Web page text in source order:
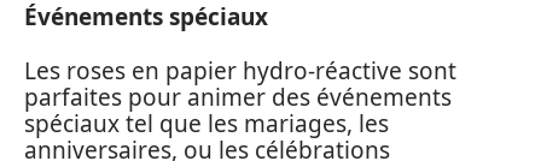
Événements spéciaux
Les roses en papier hydro-réactive sont
parfaites pour animer des événements
spéciaux tel que les mariages, les
anniversaires, ou les célébrations